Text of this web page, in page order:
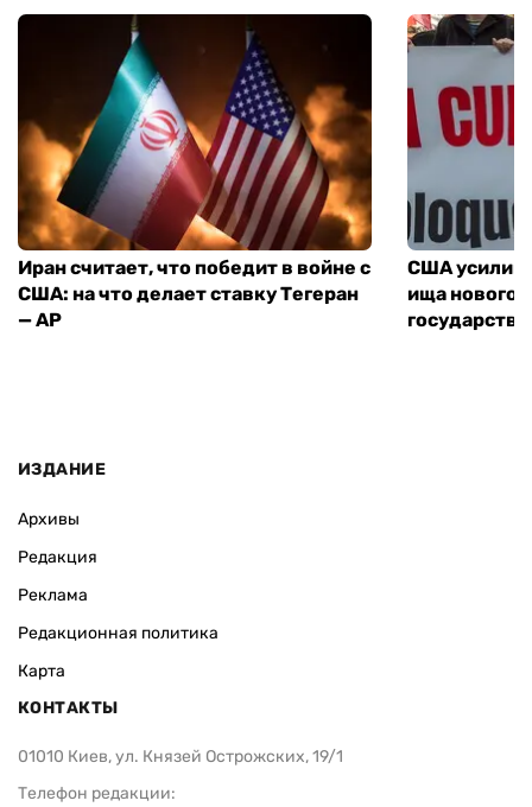
Иран считает, что победит в войне с
США: на что делает ставку Тегеран
— AP
США
ища нового
ИЗДАНИЕ
Архивы
Редакция
Реклама
Редакционная политика
Карта
КОНТАКТЫ
01010 Киев, ул. Князей Острожских, 19/1
Телефон редакции: